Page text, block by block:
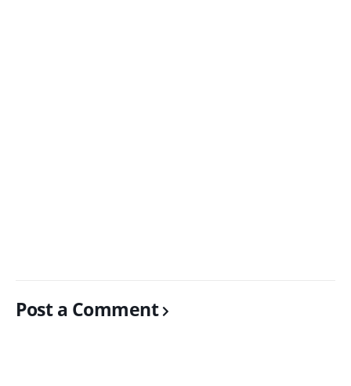
Post a Comment